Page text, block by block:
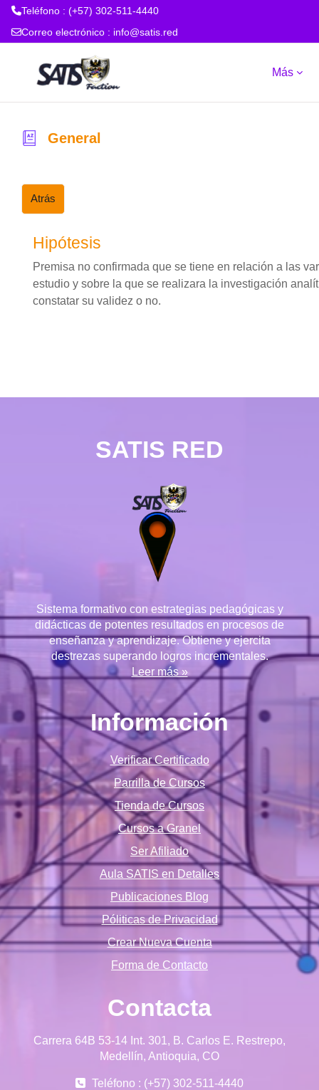
Teléfono : (+57) 302-511-4440
Correo electrónico : info@satis.red
Más
General
Atrás
Hipótesis
Premisa no confirmada que se tiene en relación a las
estudio y sobre la que se realizara la investigación
constatar su validez o no.
SATIS RED
Sistema formativo con estrategias pedagógicas y
didácticas de potentes resultados en procesos de
enseñanza y aprendizaje. Obtiene y ejercita
destrezas superando logros incrementales.
Leer más »
Información
Verificar Certificado
Parrilla de Cursos
Tienda de Cursos
Cursos a Granel
Ser Afiliado
Aula SATIS en Detalles
Publicaciones Blog
Póliticas de Privacidad
Crear Nueva Cuenta
Forma de Contacto
Contacta
Carrera 64B 53-14 Int. 301, B. Carlos E. Restrepo,
Medellín, Antioquia, CO
Teléfono : (+57) 302-511-4440